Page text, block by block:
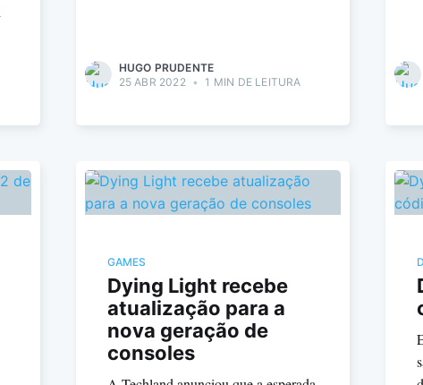
HUGO PRUDENTE
25 ABR 2022 • 1 MIN DE LEITURA
GAMES
Dying Light recebe
atualização para a
nova geração de
consoles